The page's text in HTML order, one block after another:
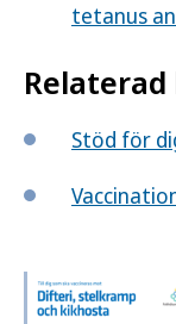
tetanus
Stöd för